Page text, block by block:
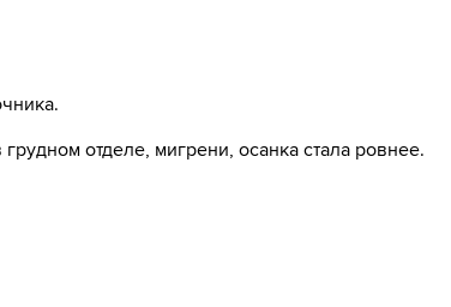
отделе, мигрени, осанка стала ровнее.